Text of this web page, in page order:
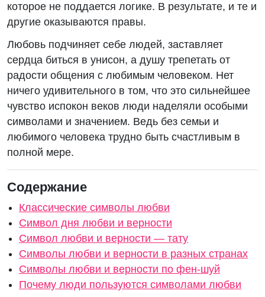
которое не поддается логике. В результате, и те и
другие оказываются правы.
Любовь подчиняет себе людей, заставляет
сердца биться в унисон, а душу трепетать от
радости общения с любимым человеком. Нет
ничего удивительного в том, что это сильнейшее
чувство испокон веков люди наделяли особыми
символами и значением. Ведь без семьи и
любимого человека трудно быть счастливым в
полной мере.
Содержание
Классические символы любви
Символ дня любви и верности
Символ любви и верности — тату
Символы любви и верности в разных странах
Символы любви и верности по фен-шуй
Почему люди пользуются символами любви